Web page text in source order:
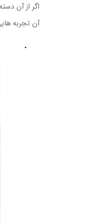
اگر از آن
آن تجربه
·